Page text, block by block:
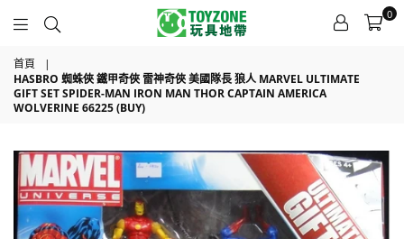
0
首頁
|
HASBRO 蜘蛛俠 鐵甲奇俠 雷神奇俠 美國隊長 狼人 MARVEL ULTIMATE
GIFT SET SPIDER-MAN IRON MAN THOR CAPTAIN AMERICA
WOLVERINE 66225 (BUY)